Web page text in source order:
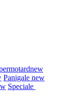
new
Panigale new
Speciale